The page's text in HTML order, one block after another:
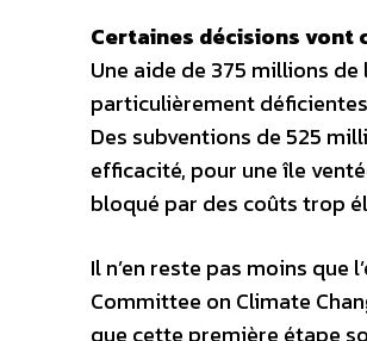
Certaines décisions vont
Une aide de 375 millions
particulièrement
Des subventions de 525
efficacité, pour une île
bloqué par des coûts trop
Il n’en reste pas moins que
Committee on Climate
que cette première étape